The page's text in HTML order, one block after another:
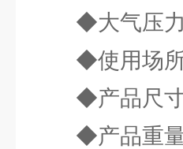
◆大气压力
◆使用场所
◆产品尺寸
◆产品重量